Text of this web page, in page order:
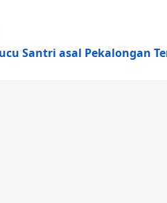
Santri asal Pekalongan